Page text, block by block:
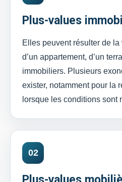
Plus-values
Elles peuvent résulter de la
d’un appartement, d’un
immobiliers. Plusieurs
exister, notamment pour la
lorsque les conditions sont
02